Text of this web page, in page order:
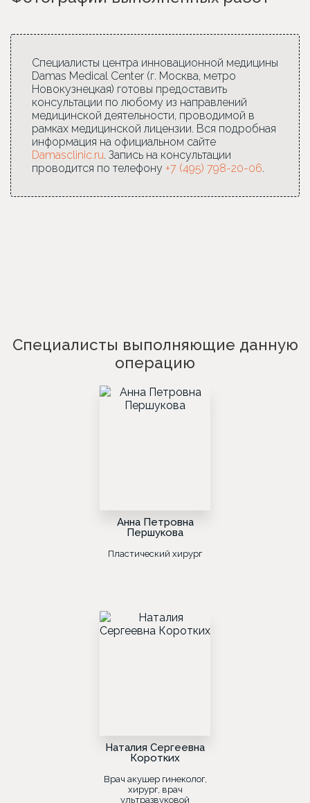
Специалисты центра инновационной медицины
Damas Medical Center (г. Москва, метро
Новокузнецкая) готовы предоставить
консультации по любому из направлений
медицинской деятельности, проводимой в
рамках медицинской лицензии. Вся подробная
информация на официальном сайте
Damasclinic.ru. Запись на консультации
проводится по телефону +7 (495) 798-20-06.
Специалисты выполняющие данную
операцию
Анна Петровна
Першукова
Пластический хирург
Наталия Сергеевна
Коротких
Врач акушер гинеколог,
хирург, врач
ультразвуковой